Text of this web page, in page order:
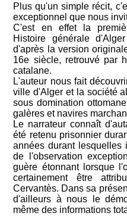
Plus qu'un simple récit,
exceptionnel que nous
C'est en effet la
Histoire générale
d'après la version
16e siècle, retrouvé par
catalane.
L'auteur nous fait
ville d'Alger et la société
sous domination
galères et navires
Le narrateur connaît
été retenu prisonnier
années durant
de l'observation
guère étonnant lorsque
certainement être
Cervantès. Dans sa
d'ailleurs à nous le
même des informations